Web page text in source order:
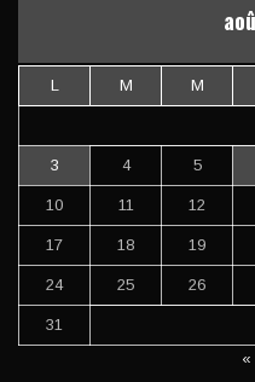
L M M
3 4 5
10 11 12
17 18 19
24 25 26
31
«